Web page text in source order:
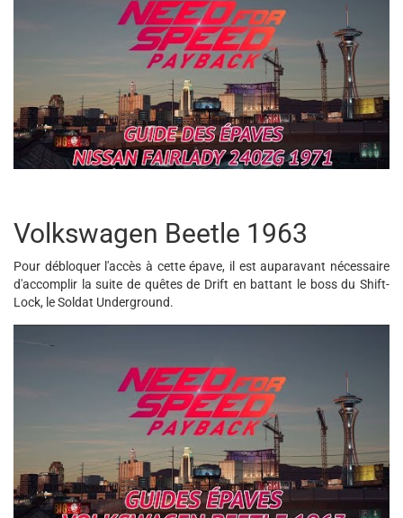
Volkswagen Beetle 1963
Pour débloquer l'accès à cette épave, il est auparavant nécessaire
d'accomplir la suite de quêtes de Drift en battant le boss du Shift-
Lock, le Soldat Underground.